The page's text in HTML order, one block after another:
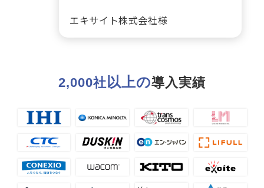
エキサイト株式会社様
2,000社 以上の導入実績